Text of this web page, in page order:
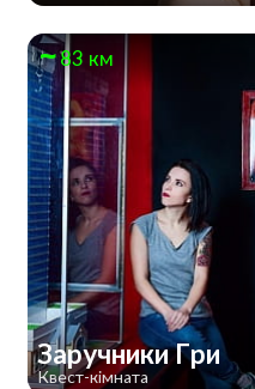
83 км
Заручники Гри
Квест-кімната